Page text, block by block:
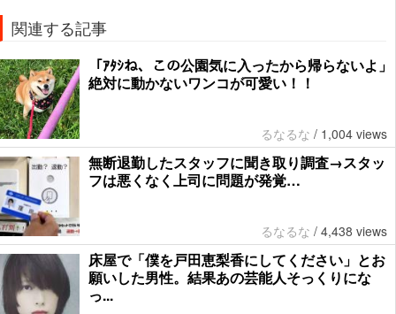
関連する記事
「ｱﾀｼね、この公園気に入ったから帰らないよ」
絶対に動かないワンコが可愛い！！
るなるな / 1,004 views
無断退勤したスタッフに聞き取り調査→スタッ
フは悪くなく上司に問題が発覚…
るなるな / 4,438 views
床屋で「僕を戸田恵梨香にしてください」とお
願いした男性。結果あの芸能人そっくりにな
っ...